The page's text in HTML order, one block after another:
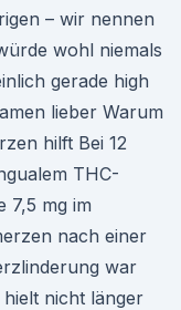
– wir nennen
wohl niemals
gerade high
lieber Warum
hilft Bei 12
THC-
7,5 mg im
nach einer
war
nicht länger